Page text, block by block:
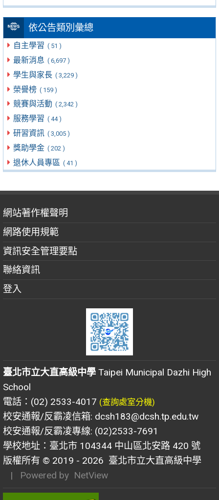
依公告類別彙總
自主學習 ( 51 )
最新消息 ( 6,697 )
學生與家長 ( 3,229 )
榮譽榜 ( 159 )
競賽與活動 ( 2,342 )
服務學習 ( 44 )
研習資訊 ( 3,005 )
獎助學金 ( 202 )
退休人員專區 ( 41 )
網站著作權聲明
網路使用規範
資訊安全管理要點
聯絡資訊
登入
臺北市立大直高級中學 Taipei Municipal Dazhi High
School
電話：(02) 2533-4017 (查詢處室分機)
校安通報/反霸凌信箱: dcsh183@dcsh.tp.edu.tw
校安通報/反霸凌專線: (02)2533-7691
學校地址：臺北市 104344 中山區北安路 420 號
版權所有 © 2019 - 2026 臺北市立大直高級中學
| Powered by NetView